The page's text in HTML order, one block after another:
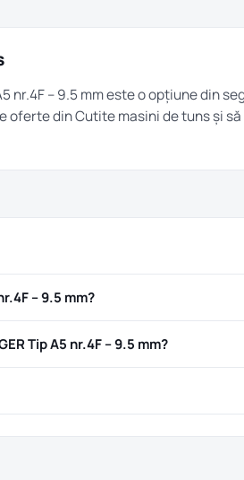
nr.4F – 9.5 mm este o opțiune din
oferte dinCutite masini de tunsși
– 9.5 mm?
Tip A5 nr.4F – 9.5 mm?